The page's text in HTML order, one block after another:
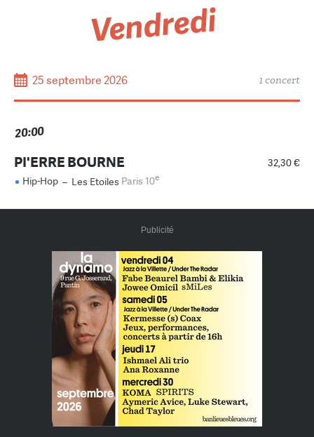
Vendredi
25 septembre 2026 1 concert
20:00
32,30 €
PI'ERRE BOURNE
Hip-Hop – Les Etoiles Paris 10e
Publicité